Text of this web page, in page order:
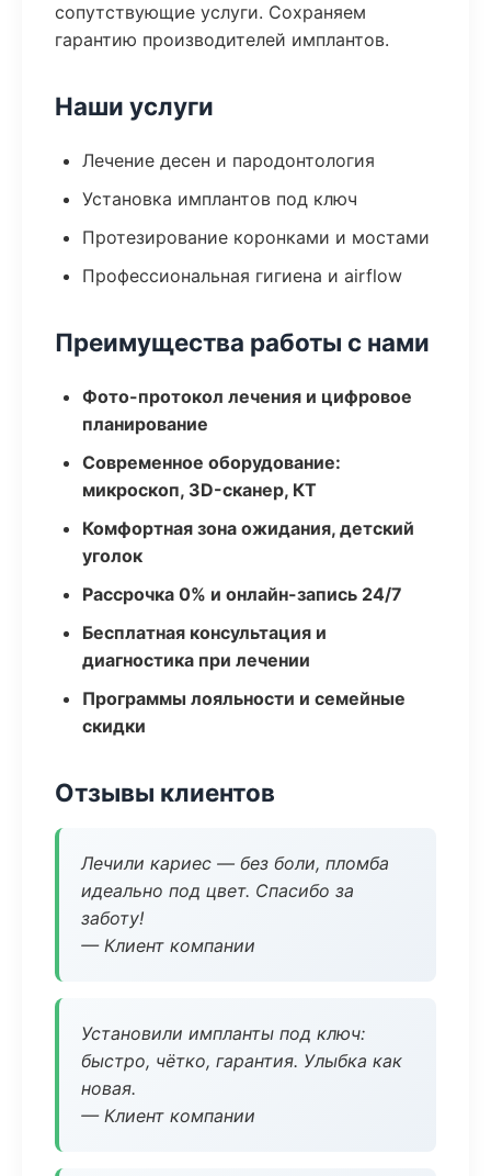
сопутствующие услуги. Сохраняем
гарантию производителей имплантов.
Наши услуги
Лечение десен и пародонтология
Установка имплантов под ключ
Протезирование коронками и мостами
Профессиональная гигиена и airflow
Преимущества работы с нами
Фото-протокол лечения и цифровое
планирование
Современное оборудование:
микроскоп, 3D-сканер, КТ
Комфортная зона ожидания, детский
уголок
Рассрочка 0% и онлайн-запись 24/7
Бесплатная консультация и
диагностика при лечении
Программы лояльности и семейные
скидки
Отзывы клиентов
Лечили кариес — без боли, пломба
идеально под цвет. Спасибо за
заботу!
— Клиент компании
Установили импланты под ключ:
быстро, чётко, гарантия. Улыбка как
новая.
— Клиент компании